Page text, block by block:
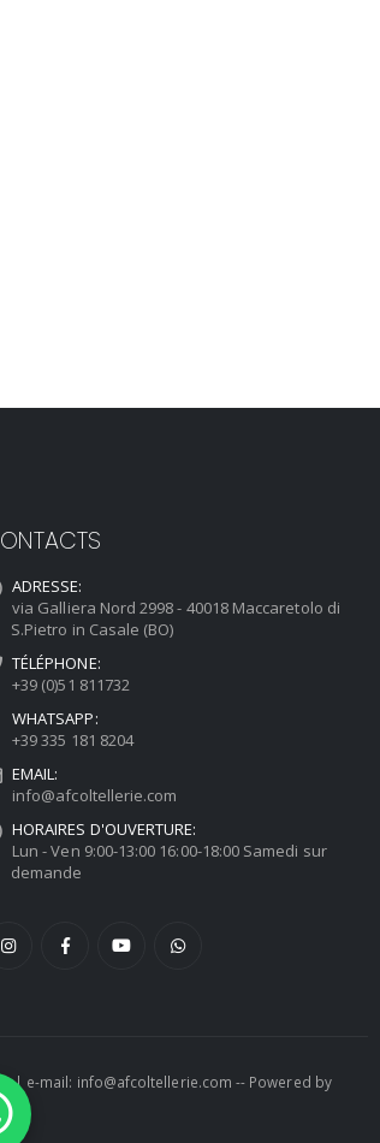
ADRESSE:
via Galliera Nord 2998 - 40018 Maccaretolo di
S.Pietro in Casale (BO)
TÉLÉPHONE:
+39 (0)51 811732
WHATSAPP:
+39 335 181 8204
EMAIL:
info@afcoltellerie.com
HORAIRES D'OUVERTURE:
Lun - Ven 9:00-13:00 16:00-18:00 Samedi sur
demande
| e-mail: info@afcoltellerie.com -- Powered by